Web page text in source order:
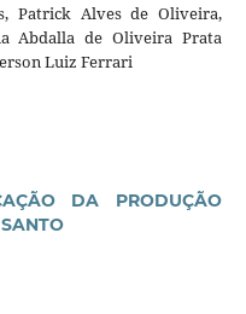
Patrick Alves de Oliveira,
Abdalla de Oliveira Prata
Luiz Ferrari
DA PRODUÇÃO